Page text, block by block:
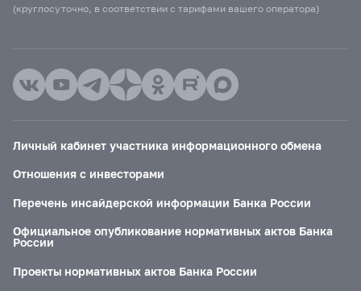
(круглосуточно, в соответствии с тарифами вашего оператора)
Личный кабинет участника информационного обмена
Отношения с инвесторами
Перечень инсайдерской информации Банка России
Официальное опубликование нормативных актов Банка
России
Проекты нормативных актов Банка России